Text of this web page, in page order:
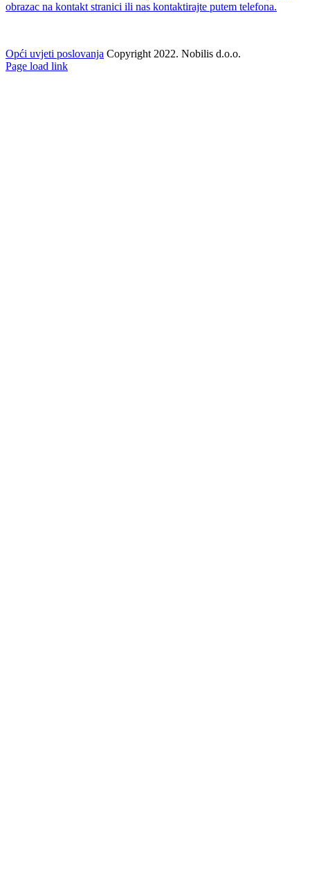
obrazac na kontakt stranici ili nas kontaktirajte putem telefona.
Opći uvjeti poslovanja Copyright 2022. Nobilis d.o.o.
Facebook
Twitter
Instagram
Pinterest
Page load link